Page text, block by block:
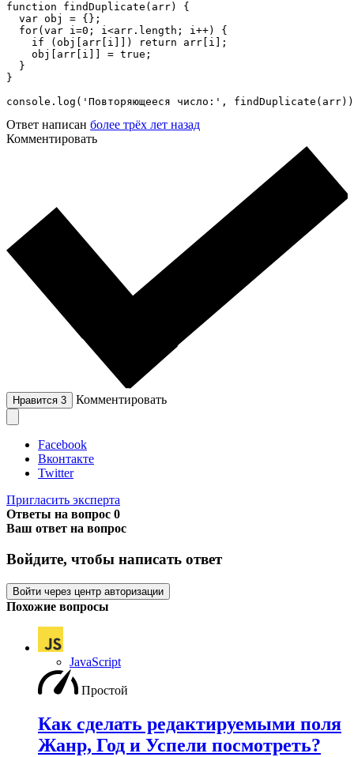
function findDuplicate(arr) {
  var obj = {};
  for(var i=0; i<arr.length; i++) {
    if (obj[arr[i]]) return arr[i];
    obj[arr[i]] = true;
  }
}
console.log('Повторяющееся число:',
Ответ написан более трёх лет назад
Комментировать
Нравится 3 Комментировать
Facebook
Вконтакте
Twitter
Пригласить эксперта
Ответы на вопрос 0
Ваш ответ на вопрос
Войдите, чтобы написать ответ
Войти через центр авторизации
Похожие вопросы
JavaScript
Простой
Как сделать редактируемыми поля
Жанр, Год и Успели посмотреть?